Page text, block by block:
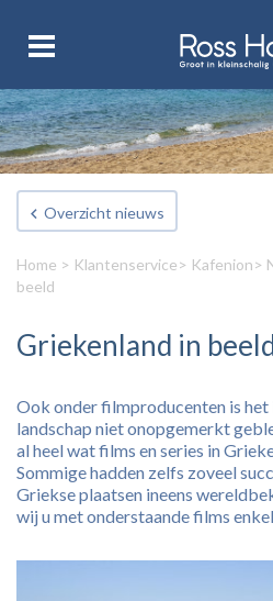
Overzicht nieuws
Home > Klantenservice> Kafenion>
beeld
Griekenland in
Ook onder filmproducenten is
landschap niet onopgemerkt
al heel wat films en series in
Sommige hadden zelfs zoveel
Griekse plaatsen ineens
wij u met onderstaande films